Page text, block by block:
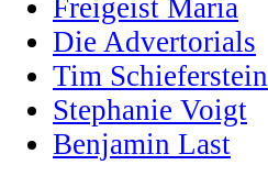
Freigeist Maria
Die Advertorials
Tim Schieferstein
Stephanie Voigt
Benjamin Last